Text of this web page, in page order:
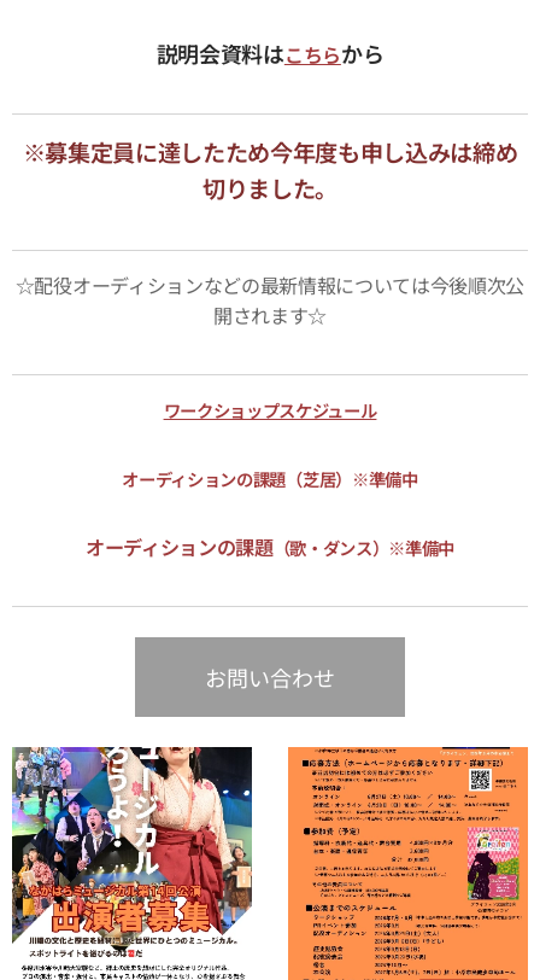
説明会資料はこちらから
※募集定員に達したため今年度も申し込みは締め
切りました。
☆配役オーディションなどの最新情報については今後順次公
開されます☆
ワークショップスケジュール
オーディションの課題（芝居）※準備中
オーディションの課題（歌・ダンス）※準備中
お問い合わせ